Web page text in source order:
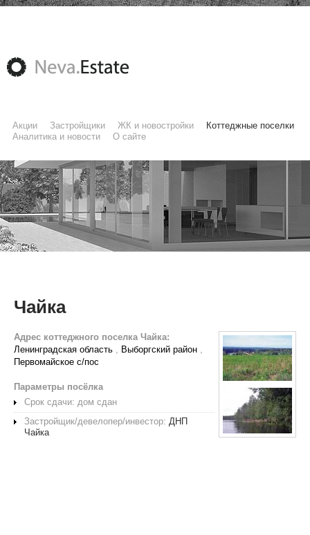
Акции Застройщики ЖК и новостройки
Коттеджные поселки
Аналитика и новости
О сайте
Чайка
Адрес коттеджного поселка Чайка:
Ленинградская область , Выборгский район ,
Первомайское с/пос
Параметры посёлка
Срок сдачи: дом сдан
Застройщик/девелопер/инвестор: ДНП
Чайка